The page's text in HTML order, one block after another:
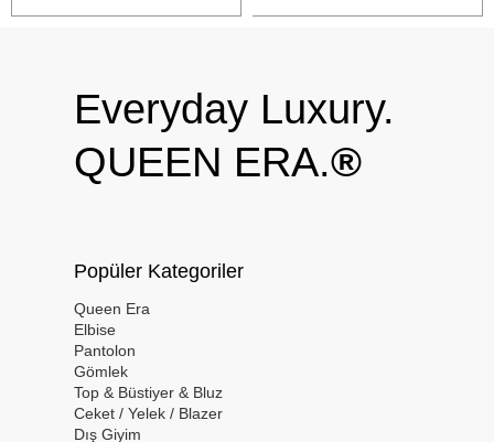
Everyday Luxury.
QUEEN ERA.®
Popüler Kategoriler
Queen Era
Elbise
Pantolon
Gömlek
Top & Büstiyer & Bluz
Ceket / Yelek / Blazer
Dış Giyim